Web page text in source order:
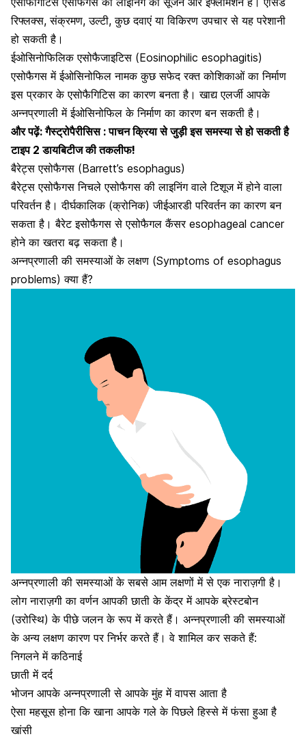
रिफ्लक्स, संक्रमण, उल्टी, कुछ दवाएं या विकिरण उपचार से यह परेशानी
हो सकती है।
ईओसिनोफिलिकएसोफैजाइटिस (Eosinophilic esophagitis)
एसोफैगस में ईओसिनोफिल नामक कुछ सफेद रक्त कोशिकाओं का निर्माण
इस प्रकार के एसोफैगिटिस का कारण बनता है। खाद्य एलर्जी आपके
अन्नप्रणाली में ईओसिनोफिल के निर्माण का कारण बन सकती है।
और पढ़ें:गैस्ट्रोपैरीसिस : पाचन क्रिया से जुड़ी इस समस्या से हो सकती है
टाइप 2 डायबिटीज की तकलीफ!
बैरेट्स एसोफैगस (Barrett’s esophagus)
बैरेट्स एसोफैगस निचले एसोफैगस की लाइनिंग वाले टिशूज में होने वाला
परिवर्तन है । दीर्घकालिक (क्रोनिक) जीईआरडी परिवर्तन का कारण बन
सकता है। बैरेट इसोफैगस से एसोफैगल कैंसर esophageal cancer
होने का खतरा बढ़ सकता है।
अन्नप्रणाली की समस्याओं के लक्षण (Symptoms of esophagus
problems) क्या हैं?
अन्नप्रणाली की समस्याओं के सबसे आम लक्षणों में से एक नाराज़गी है।
लोग नाराज़गी का वर्णन आपकी छाती के केंद्र में आपके ब्रेस्टबोन
(उरोस्थि) के पीछे जलन के रूप में करते हैं। अन्नप्रणाली की समस्याओं
के अन्य लक्षण कारण पर निर्भर करते हैं। वे शामिल कर सकते हैं:
निगलने में कठिनाई
छाती में दर्द
भोजन आपके अन्नप्रणाली से आपके मुंह में वापस आता है
ऐसा महसूस होना कि खाना आपके गले के पिछले हिस्से में फंसा हुआ है
खांसी